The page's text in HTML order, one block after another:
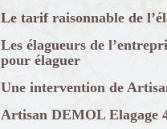
Le tarif raisonnable de
Les élagueurs de
pour élaguer
Une intervention de
Artisan DEMOL Elagage